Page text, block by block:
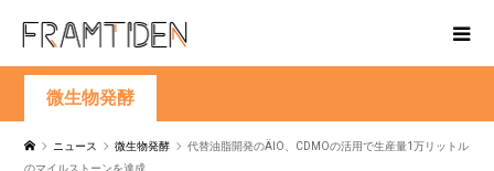
微生物発酵
ニュース 微生物発酵
代替油脂開発のÄIO、CDMOの活用で生産量1万リットル
のマイルストーンを達成